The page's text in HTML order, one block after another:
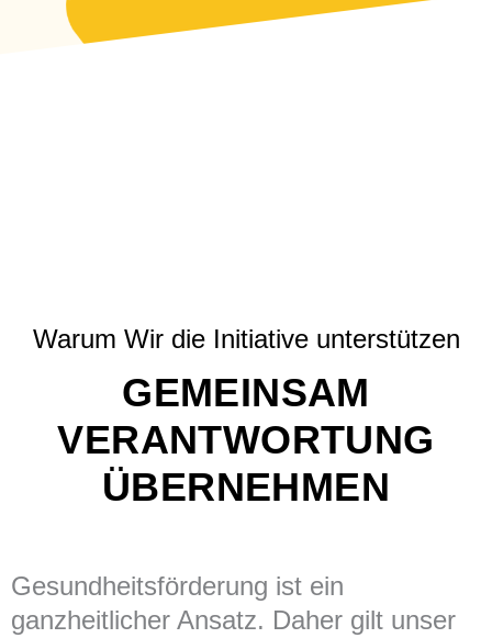
Warum Wir die Initiative unterstützen
GEMEINSAM
VERANTWORTUNG
ÜBERNEHMEN
Gesundheitsförderung ist ein
ganzheitlicher Ansatz. Daher gilt unser